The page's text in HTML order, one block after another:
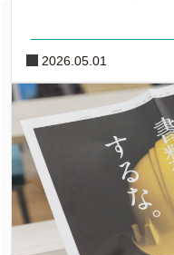
2026.05.01